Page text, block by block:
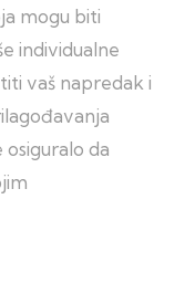
mogu biti
individualne
vaš napredak i
da